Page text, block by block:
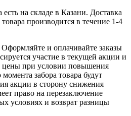
есть на складе в Казани. Доставка
производится в течение 1-4
и оплачивайте заказы
участие в текущей акции и
цены при условии повышения
забора товара будут
акции в сторону снижения
право на перезаключение
условиях и возврат разницы